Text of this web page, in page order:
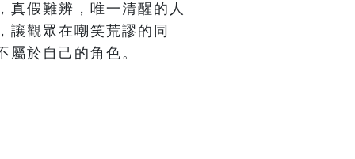
真假難辨，唯一清醒的人
讓觀眾在嘲笑荒謬的同
屬於自己的角色。